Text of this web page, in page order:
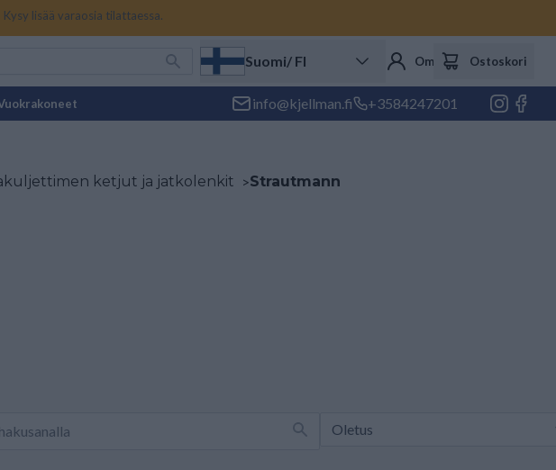
Kysy lisää varaosia tilattaessa.
Suomi/ FI Oma tili Ostoskori
info@kjellman.fi +3584247201
ketjut ja jatkolenkit >Strautmann